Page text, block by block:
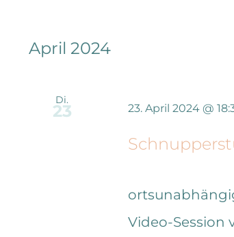
April 2024
Di.
23
23. April 2024 @
Video-Session